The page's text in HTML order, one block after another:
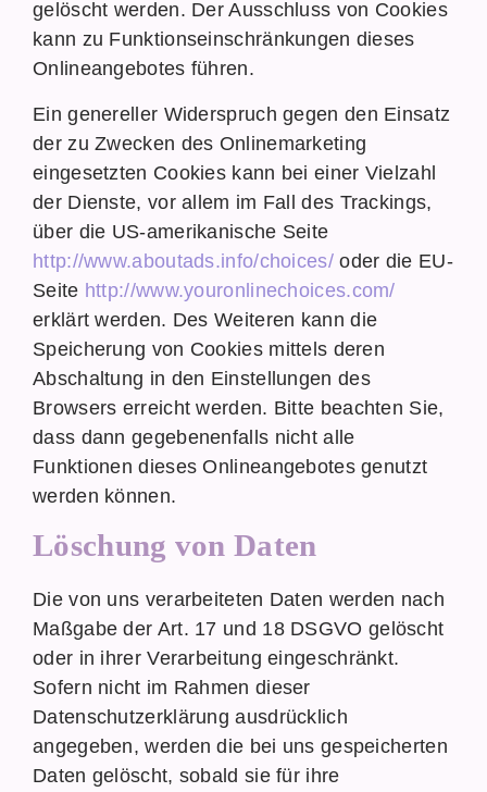
gelöscht werden. Der Ausschluss von Cookies
kann zu Funktionseinschränkungen dieses
Onlineangebotes führen.
Ein genereller Widerspruch gegen den Einsatz
der zu Zwecken des Onlinemarketing
eingesetzten Cookies kann bei einer Vielzahl
der Dienste, vor allem im Fall des Trackings,
über die US-amerikanische Seite
http://www.aboutads.info/choices/oder die EU-
Seite http://www.youronlinechoices.com/
erklärt werden. Des Weiteren kann die
Speicherung von Cookies mittels deren
Abschaltung in den Einstellungen des
Browsers erreicht werden. Bitte beachten Sie,
dass dann gegebenenfalls nicht alle
Funktionen dieses Onlineangebotes genutzt
werden können.
Löschung von Daten
Die von uns verarbeiteten Daten werden nach
Maßgabe der Art. 17 und 18 DSGVO gelöscht
oder in ihrer Verarbeitung eingeschränkt.
Sofern nicht im Rahmen dieser
Datenschutzerklärung ausdrücklich
angegeben, werden die bei uns gespeicherten
Daten gelöscht, sobald sie für ihre